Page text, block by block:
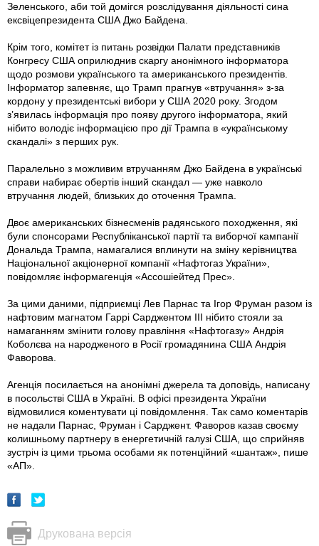
Зеленського, аби той домігся розслідування діяльності сина
ексвіцепрезидента США Джо Байдена.
Крім того, комітет iз питань розвідки Палати представників
Конгресу США оприлюднив скаргу анонімного інформатора
щодо розмови українського та американського президентів.
Інформатор запевняє, що Трамп прагнув «втручання» з-за
кордону у президентські вибори у США 2020 року. Згодом
з’явилась інформація про появу другого інформатора, який
нібито володіє інформацією про дії Трампа в «українському
скандалі» з перших рук.
Паралельно з можливим втручанням Джо Байдена в українські
справи набирає обертів інший скандал — уже навколо
втручання людей, близьких до оточення Трампа.
Двоє американських бізнесменів радянського походження, які
були спонсорами Республіканської партії та виборчої кампанії
Дональда Трампа, намагалися вплинути на зміну керівництва
Національної акціонерної компанії «Нафтогаз України»,
повідомляє інформагенція «Ассошiейтед Прес».
За цими даними, підприємці Лев Парнас та Ігор Фруман разом із
нафтовим магнатом Гаррі Сарджентом III нібито стояли за
намаганням змінити голову правління «Нафтогазу» Андрія
Коболєва на народженого в Росії громадянина США Андрія
Фаворова.
Aгенція посилається на анонімні джерела та доповідь, написану
в посольстві США в Україні. В офісі президента України
відмовилися коментувати ці повідомлення. Так само коментарів
не надали Парнас, Фруман i Сарджент. Фаворов казав своєму
колишньому партнеру в енергетичній галузі США, що сприйняв
зустріч із цими трьома особами як потенційний «шантаж», пише
«АП».
Друкована версія